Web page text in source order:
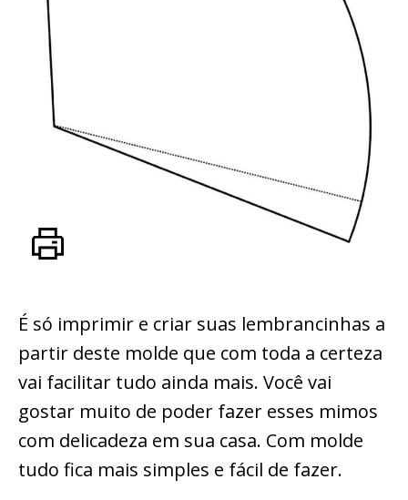
É só imprimir e criar suas lembrancinhas a
partir deste molde que com toda a certeza
vai facilitar tudo ainda mais. Você vai
gostar muito de poder fazer esses mimos
com delicadeza em sua casa. Com molde
tudo fica mais simples e fácil de fazer.